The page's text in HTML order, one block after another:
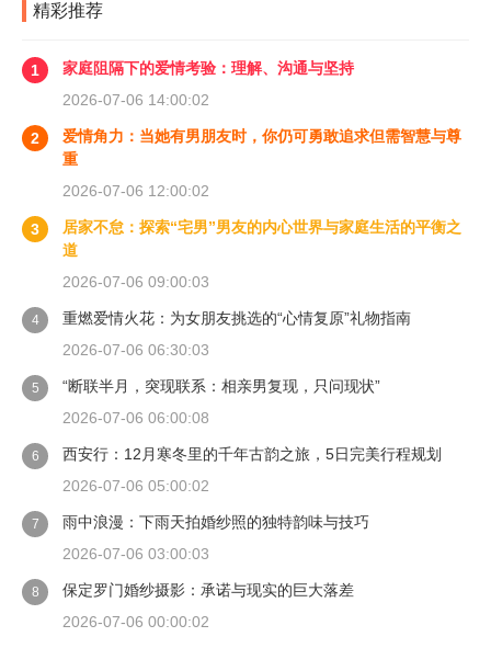
精彩推荐
1
家庭阻隔下的爱情考验：理解、沟通与坚持
2026-07-06 14:00:02
2
爱情角力：当她有男朋友时，你仍可勇敢追求但需智慧与尊
重
2026-07-06 12:00:02
3
居家不怠：探索“宅男”男友的内心世界与家庭生活的平衡之
道
2026-07-06 09:00:03
4
重燃爱情火花：为女朋友挑选的“心情复原”礼物指南
2026-07-06 06:30:03
5
“断联半月，突现联系：相亲男复现，只问现状”
2026-07-06 06:00:08
6
西安行：12月寒冬里的千年古韵之旅，5日完美行程规划
2026-07-06 05:00:02
7
雨中浪漫：下雨天拍婚纱照的独特韵味与技巧
2026-07-06 03:00:03
8
保定罗门婚纱摄影：承诺与现实的巨大落差
2026-07-06 00:00:02